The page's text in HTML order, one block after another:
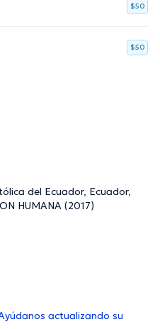
$50
$50
del Ecuador, Ecuador,
HUMANA (2017)
actualizando su